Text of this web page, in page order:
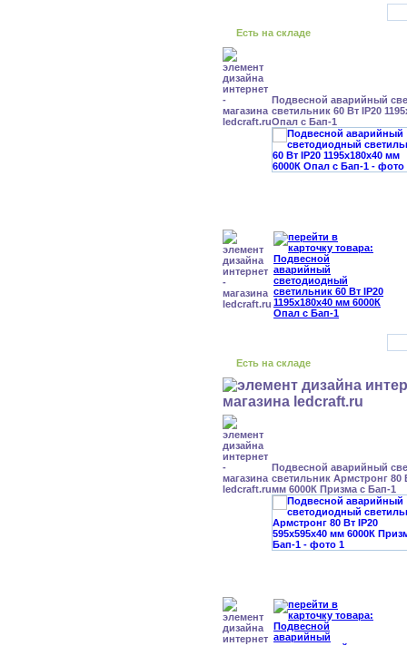
Есть на складе
Подвесной аварийный
светильник 60 Вт IP20
Опал с Бап-1
Есть на складе
Подвесной аварийный
светильник Армстронг 80
мм 6000К Призма с Бап-1